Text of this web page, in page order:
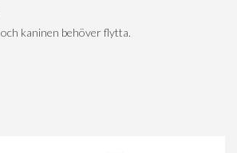
kaninen behöver flytta.